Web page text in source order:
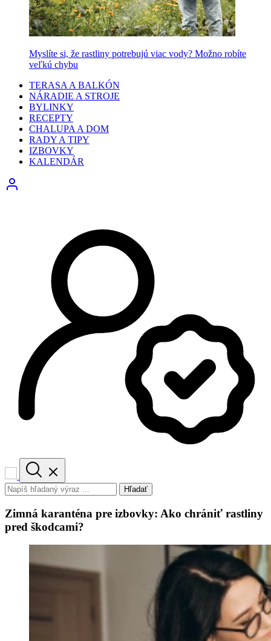
Myslíte si, že rastliny potrebujú viac vody? Možno robíte
veľkú chybu
TERASA A BALKÓN
NÁRADIE A STROJE
BYLINKY
RECEPTY
CHALUPA A DOM
RADY A TIPY
IZBOVKY
KALENDÁR
Hľadať
Zimná karanténa pre izbovky: Ako chrániť rastliny
pred škodcami?